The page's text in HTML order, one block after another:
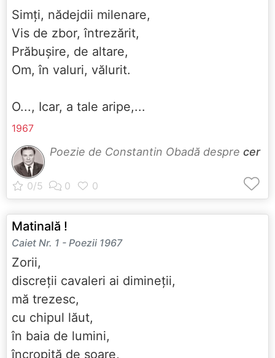
Simți, nădejdii milenare,
Vis de zbor, întrezărit,
Prăbușire, de altare,
Om, în valuri, vălurit.
O..., Icar, a tale aripe,...
1967
Poezie de Constantin Obadă despre cer
Matinală !
Caiet Nr. 1 - Poezii 1967
Zorii,
discreții cavaleri ai dimineții,
mă trezesc,
cu chipul lăut,
în baia de lumini,
încropită de soare,